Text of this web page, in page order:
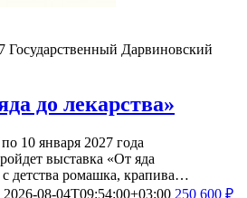
Государственный Дарвиновский
до лекарства»
10 января 2027 года
выставка «От яда
с детства ромашка, крапива…
2026-08-04T09:54:00+03:00 250 600 ₽